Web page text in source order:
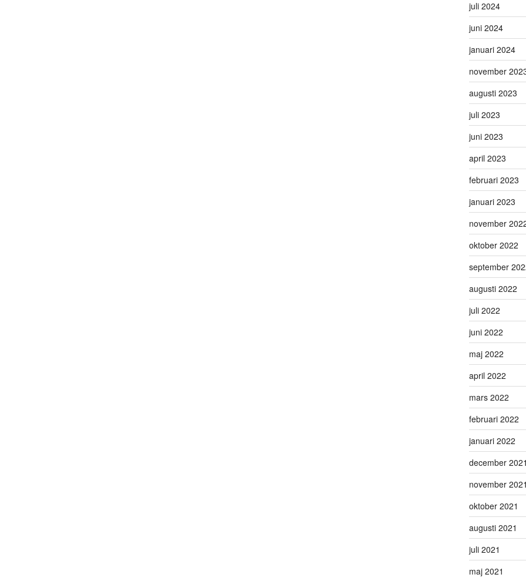
juli 2024
juni 2024
januari 2024
november
augusti 2023
juli 2023
juni 2023
april 2023
februari 2023
januari 2023
november
oktober 2022
september
augusti 2022
juli 2022
juni 2022
maj 2022
april 2022
mars 2022
februari 2022
januari 2022
december
november
oktober 2021
augusti 2021
juli 2021
maj 2021